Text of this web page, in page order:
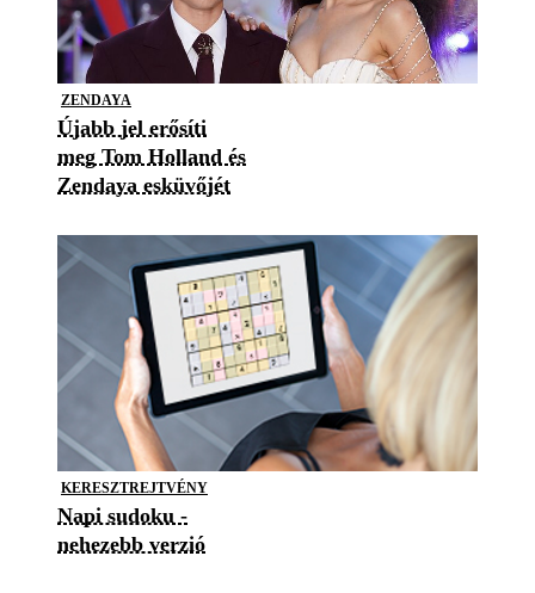
ZENDAYA
Újabb jel erősíti
meg Tom Holland és
Zendaya esküvőjét
KERESZTREJTVÉNY
Napi sudoku -
nehezebb verzió